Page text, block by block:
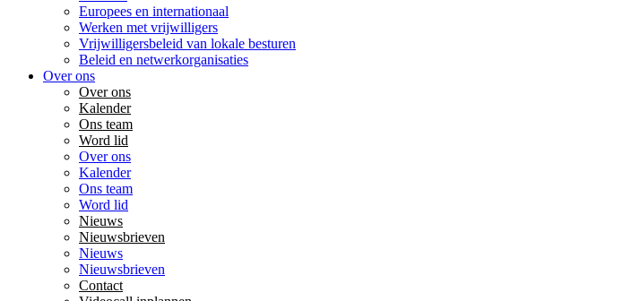
Europees en internationaal
Werken met vrijwilligers
Vrijwilligersbeleid van lokale besturen
Beleid en netwerkorganisaties
Over ons
Over ons
Kalender
Ons team
Word lid
Over ons
Kalender
Ons team
Word lid
Nieuws
Nieuwsbrieven
Nieuws
Nieuwsbrieven
Contact